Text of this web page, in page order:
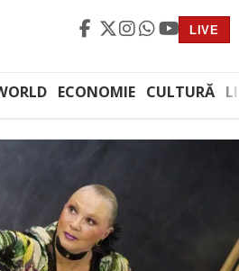
LIVE
ECONOMIE CULTURĂ